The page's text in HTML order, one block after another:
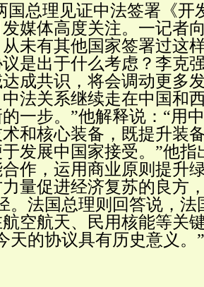
国总理见证中法签署《开
媒体高度关注。一记者
未有其他国家签署过这
是出于什么考虑？李克
成共识，将会调动更多
法关系继续走在中国和
一步。”他解释说：“用
和核心装备，既提升装
发展中国家接受。”他指
作，运用商业原则提升
量促进经济复苏的良方
。法国总理则回答说，法
空航天、民用核能等关
天的协议具有历史意义。”